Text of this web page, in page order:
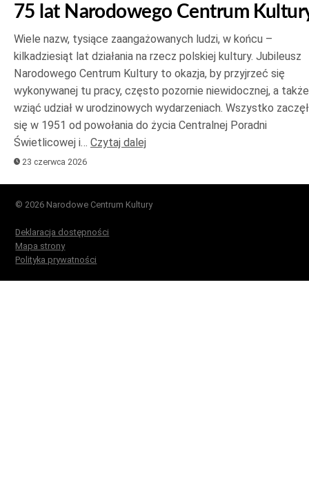
75 lat Narodowego Centrum
Wiele nazw, tysiące zaangażowanych ludzi, w końcu –
kilkadziesiąt lat działania na rzecz polskiej kultury. Jubileusz
Narodowego Centrum Kultury to okazja, by przyjrzeć się
wykonywanej tu pracy, często pozornie niewidocznej, a także
wziąć udział w urodzinowych wydarzeniach. Wszystko
się w 1951 od powołania do życia Centralnej Poradni
Świetlicowej i… Czytaj dalej
23 czerwca 2026
© 2026 Narodowe Centrum Kultury
Deklaracja dostępności
Mapa strony
Polityka prywatności